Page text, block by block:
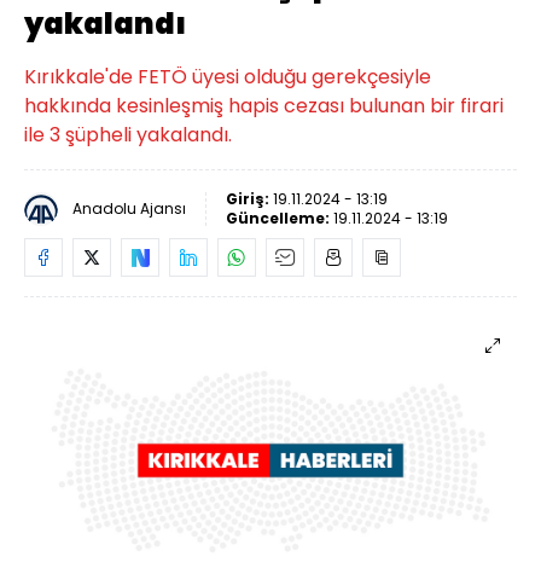
yakalandı
Kırıkkale'de FETÖ üyesi olduğu gerekçesiyle
hakkında kesinleşmiş hapis cezası bulunan bir firari
ile 3 şüpheli yakalandı.
Anadolu Ajansı Giriş: 19.11.2024 - 13:19
Güncelleme: 19.11.2024 - 13:19